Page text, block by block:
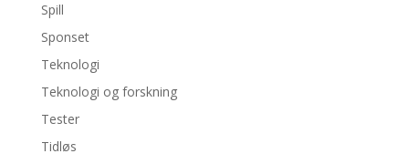
Spill
Sponset
Teknologi
Teknologi og forskning
Tester
Tidløs